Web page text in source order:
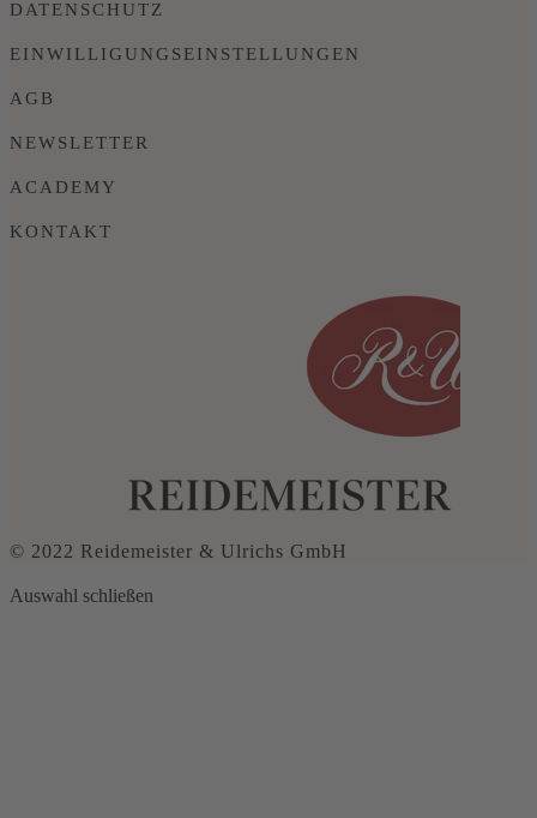
DATENSCHUTZ
EINWILLIGUNGSEINSTELLUNGEN
AGB
NEWSLETTER
ACADEMY
KONTAKT
© 2022 Reidemeister & Ulrichs GmbH
Auswahl schließen